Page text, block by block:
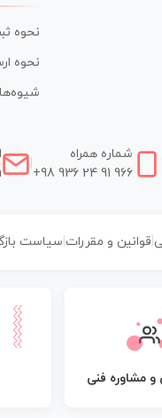
نحوه
نحوه
شماره همراه
+98 936 24 91 966
| قوانین و مقررات سیاست
و مشاوره فنی